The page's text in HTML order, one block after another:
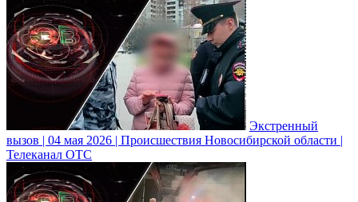
Экстренный
вызов | 04 мая 2026 | Происшествия Новосибирской области |
Телеканал ОТС